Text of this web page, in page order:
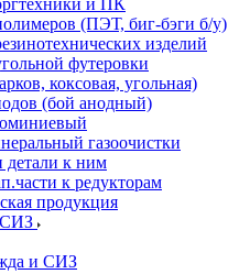
и ПК
(ПЭТ, биг-бэги б/у)
изделий
футеровки
коксовая, угольная)
(бой анодный)
газоочистки
к ним
к редукторам
продукция
СИЗ
и СИЗ